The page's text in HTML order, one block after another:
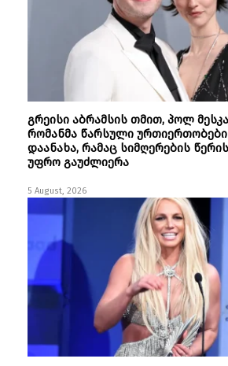
გრეისი აბრამსის თმით, პოლ
რომანმა წარსული ურთიერთობები
დაანახა, რამაც სიმღერების
უფრო გაუძლიერა
5 August, 2026